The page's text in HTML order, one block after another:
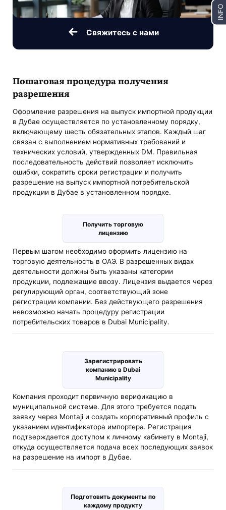
Свяжитесь с нами
Пошаговая процедура получения
разрешения
Оформление разрешения на выпуск импортной продукции
в Дубае осуществляется по установленному порядку,
включающему шесть обязательных этапов. Каждый шаг
связан с выполнением нормативных требований и
технических условий, утвержденных DM. Правильная
последовательность действий позволяет исключить
ошибки, сократить сроки регистрации и получить
разрешение на выпуск импортной потребительской
продукции в Дубае в установленном порядке.
Получить торговую
лицензию
Первым шагом необходимо оформить лицензию на
торговую деятельность в ОАЭ. В разрешенных видах
деятельности должны быть указаны категории
продукции, подлежащие ввозу. Лицензия выдается через
регулирующий орган, соответствующий зоне
регистрации компании. Без действующего разрешения
невозможно начать процедуру регистрации
потребительских товаров в Dubai Municipality.
Зарегистрировать
компанию в Dubai
Municipality
Компания проходит первичную верификацию в
муниципальной системе. Для этого требуется подать
заявку через Montaji и создать корпоративный профиль с
указанием идентификатора импортера. Регистрация
подтверждается доступом к личному кабинету в Montaji,
откуда осуществляется подача всех последующих заявок
на разрешение на импорт в Дубае.
Подготовить документы по
каждому продукту
INFO